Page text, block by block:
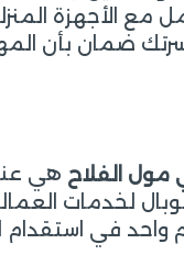
الأجهزة
ضمان بأن
مول الفلاح هي
لخدمات
واحد في استقدام